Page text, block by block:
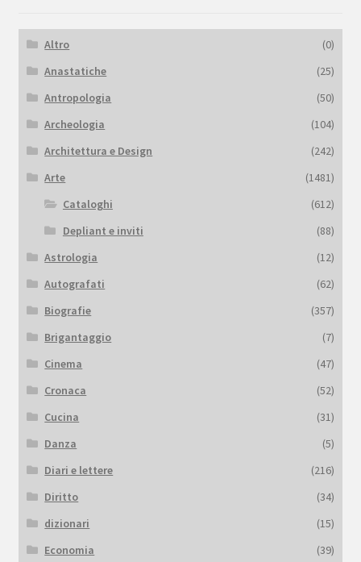
Altro
(0)
Anastatiche
(25)
Antropologia
(50)
Archeologia
(104)
Architettura e Design
(242)
Arte
(1481)
Cataloghi
(612)
Depliant e inviti
(88)
Astrologia
(12)
Autografati
(62)
Biografie
(357)
Brigantaggio
(7)
Cinema
(47)
Cronaca
(52)
Cucina
(31)
Danza
(5)
Diari e lettere
(216)
Diritto
(34)
dizionari
(15)
Economia
(39)